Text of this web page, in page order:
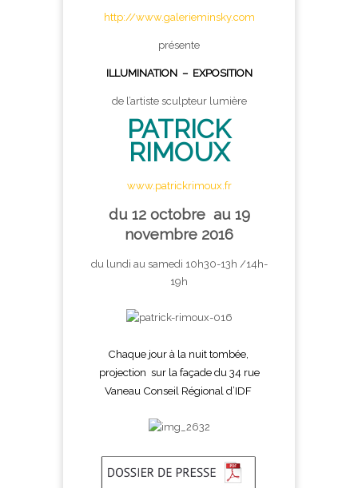
http://www.galerieminsky.com
présente
ILLUMINATION – EXPOSITION
de l’artiste sculpteur lumière
PATRICK
RIMOUX
www.patrickrimoux.fr
du 12 octobre au 19
novembre 2016
du lundi au samedi 10h30-13h /14h-
19h
Chaque jour à la nuit tombée,
projection sur la façade du 34 rue
Vaneau Conseil Régional d’IDF